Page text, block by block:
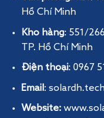
Hồ Chí Minh
Kho hàng: 551/
TP. Hồ Chí Minh
Điện thoại: 0967
Email :
Website: